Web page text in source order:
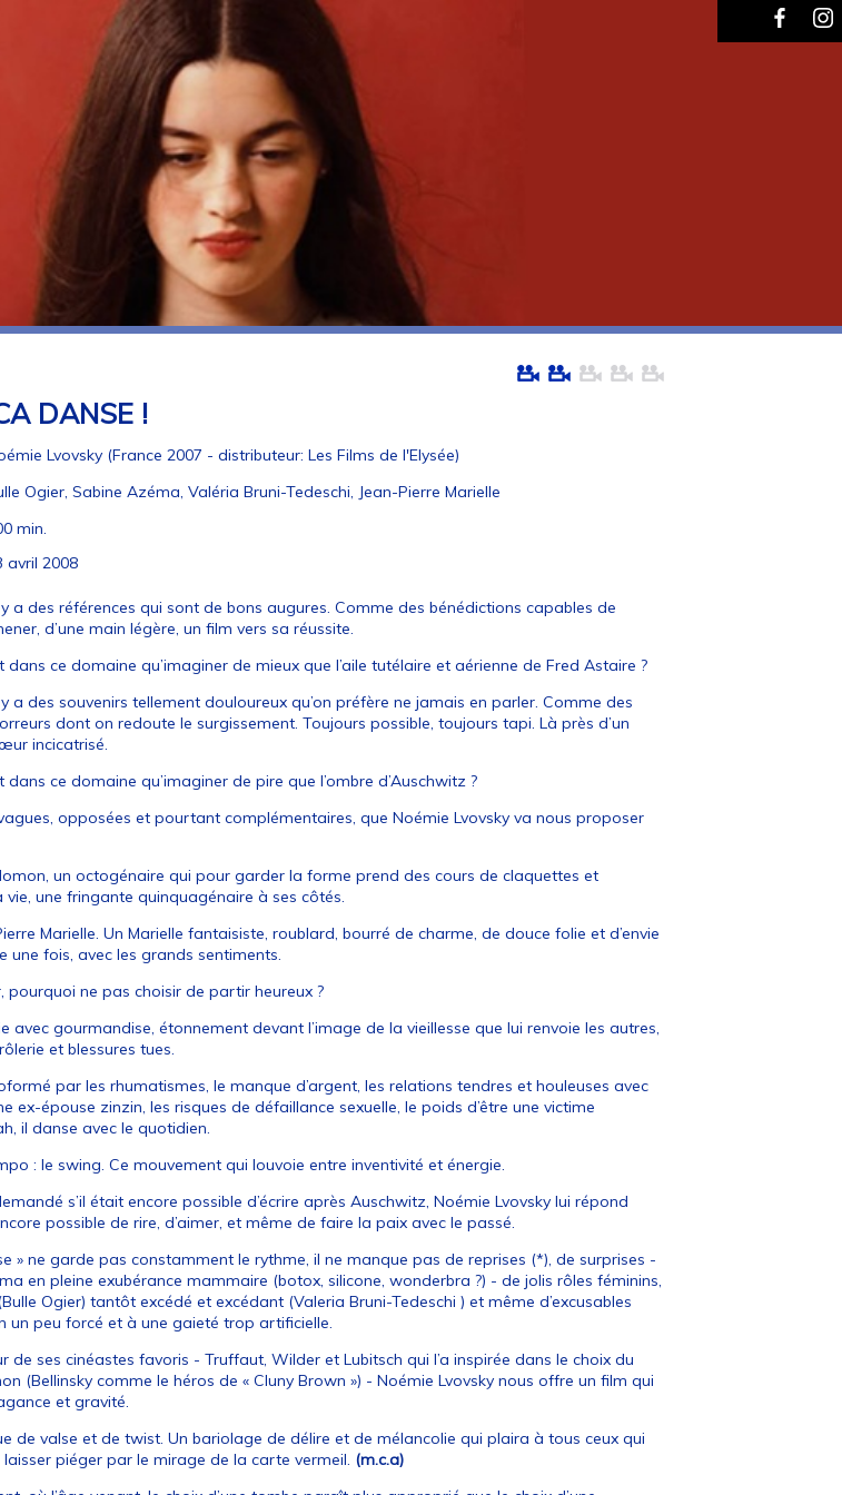
DANSE !
Lvovsky (France 2007 - distributeur: Les Films de l'Elysée)
Ogier, Sabine Azéma, Valéria Bruni-Tedeschi, Jean-Pierre Marielle
min.
avril 2008
a des références qui sont de bons augures. Comme des bénédictions capables de
d’une main légère, un film vers sa réussite.
dans ce domaine qu’imaginer de mieux que l’aile tutélaire et aérienne de Fred Astaire ?
a des souvenirs tellement douloureux qu’on préfère ne jamais en parler. Comme des
dont on redoute le surgissement. Toujours possible, toujours tapi. Là près d’un
incicatrisé.
dans ce domaine qu’imaginer de pire que l’ombre d’Auschwitz ?
opposées et pourtant complémentaires, que Noémie Lvovsky va nous proposer
un octogénaire qui pour garder la forme prend des cours de claquettes et
une fringante quinquagénaire à ses côtés.
Marielle. Un Marielle fantaisiste, roublard, bourré de charme, de douce folie et d’envie
une fois, avec les grands sentiments.
pourquoi ne pas choisir de partir heureux ?
avec gourmandise, étonnement devant l’image de la vieillesse que lui renvoie les autres,
et blessures tues.
par les rhumatismes, le manque d’argent, les relations tendres et houleuses avec
ex-épouse zinzin, les risques de défaillance sexuelle, le poids d’être une victime
il danse avec le quotidien.
: le swing. Ce mouvement qui louvoie entre inventivité et énergie.
s’il était encore possible d’écrire après Auschwitz, Noémie Lvovsky lui répond
possible de rire, d’aimer, et même de faire la paix avec le passé.
» ne garde pas constamment le rythme, il ne manque pas de reprises (*), de surprises -
en pleine exubérance mammaire (botox, silicone, wonderbra ?) - de jolis rôles féminins,
Ogier) tantôt excédé et excédant (Valeria Bruni-Tedeschi ) et même d’excusables
un peu forcé et à une gaieté trop artificielle.
de ses cinéastes favoris - Truffaut, Wilder et Lubitsch qui l’a inspirée dans le choix du
(Bellinsky comme le héros de « Cluny Brown ») - Noémie Lvovsky nous offre un film qui
et gravité.
de valse et de twist. Un bariolage de délire et de mélancolie qui plaira à tous ceux qui
laisser piéger par le mirage de la carte vermeil. (m.c.a)